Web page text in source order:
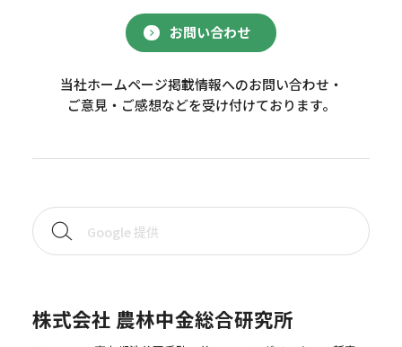
お問い合わせ
当社ホームページ掲載情報へのお問い合わせ・
ご意見・ご感想などを受け付けております。
株式会社 農林中金総合研究所